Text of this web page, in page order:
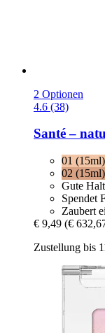
2 Optionen
4.6 (38)
Santé –
01 (15ml)
02 (15ml)
Gute
Spendet
Zaubert
€ 9,49 (€
Zustellung bis